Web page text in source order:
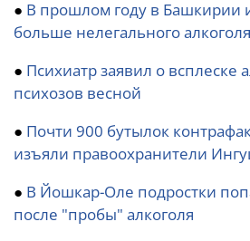
● В прошлом году в Башкирии
больше нелегального алкоголя
● Психиатр заявил о всплеске
психозов весной
● Почти 900 бутылок
изъяли правоохранители
● В Йошкар-Оле подростки
после "пробы" алкоголя